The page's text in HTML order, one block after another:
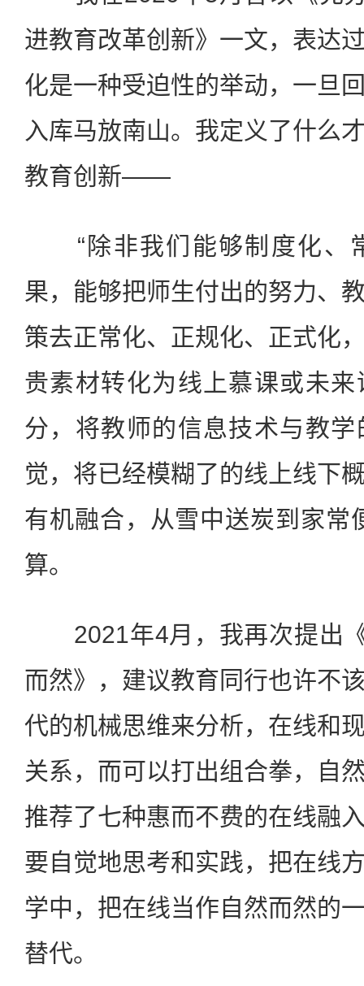
进教育改革创新》一文，表达
化是一种受迫性的举动，一旦
入库马放南山。我定义了什么
教育创新——
“除非我们能够制度化、
果，能够把师生付出的努力、
策去正常化、正规化、正式化
贵素材转化为线上慕课或未
分，将教师的信息技术与教
觉，将已经模糊了的线上线下
有机融合，从雪中送炭到家常
算。
2021年4月，我再次提出《
而然》，建议教育同行也许不
代的机械思维来分析，在线和
关系，而可以打出组合拳，自
推荐了七种惠而不费的在线融
要自觉地思考和实践，把在线
学中，把在线当作自然而然的
替代。